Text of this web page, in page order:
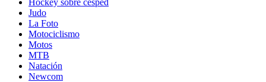
Hockey sobre césped
Judo
La Foto
Motociclismo
Motos
MTB
Natación
Newcom